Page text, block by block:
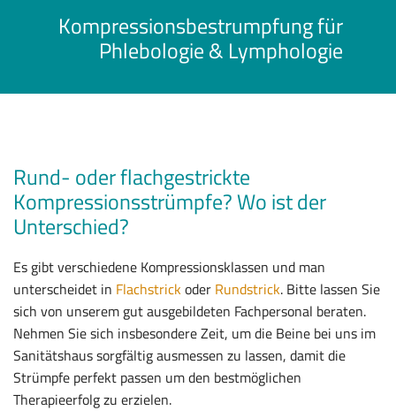
Kompressionsbestrumpfung für
Phlebologie & Lymphologie
Rund- oder flachgestrickte
Kompressionsstrümpfe? Wo ist der
Unterschied?
Es gibt verschiedene Kompressionsklassen und man
unterscheidet in Flachstrickoder Rundstrick. Bitte lassen Sie
sich von unserem gut ausgebildeten Fachpersonal beraten.
Nehmen Sie sich insbesondere Zeit, um die Beine bei uns im
Sanitätshaus sorgfältig ausmessen zu lassen, damit die
Strümpfe perfekt passen um den bestmöglichen
Therapieerfolg zu erzielen.